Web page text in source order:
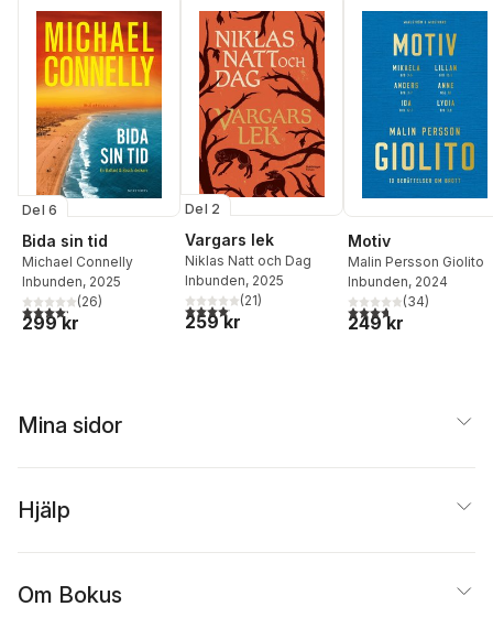
Del 6
Bida sin tid
Michael Connelly
Inbunden, 2025
4,2utav 5 stjärnor. Totalt antal röster:
(26)
299 kr
Del 2
Vargars lek
Niklas Natt och Dag
Inbunden, 2025
4,1utav 5 stjärnor. Totalt antal röster:
(21)
259 kr
Motiv
Malin Persson Giolito
Inbunden, 2024
3,7utav 5 stjärnor.
(34)
249 kr
Mina sidor
Hjälp
Om Bokus